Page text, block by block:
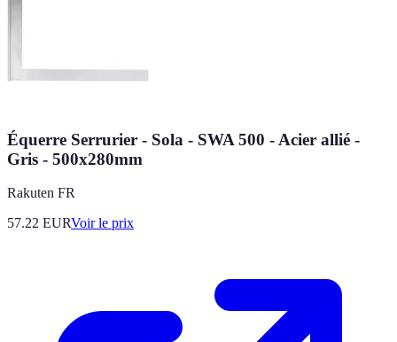
Équerre Serrurier - Sola - SWA 500 - Acier allié -
Gris - 500x280mm
Rakuten FR
57.22 EURVoir le prix